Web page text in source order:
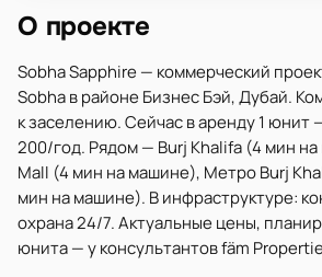
О проекте
Sobha Sapphire — коммерческий
Sobha в районе Бизнес Бэй, Дубай.
к заселению. Сейчас в аренду 1 юнит
200/год. Рядом — Burj Khalifa (4 мин
Mall (4 мин на машине), Метро Burj
мин на машине). В инфраструктуре:
охрана 24/7. Актуальные цены,
юнита — у консультантов fäm